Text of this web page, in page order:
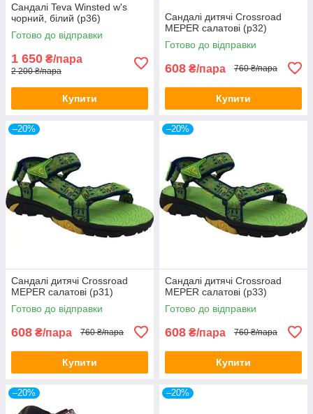
Сандалі Teva Winsted w's
чорний, білий (р36)
Готово до відправки
1 650 ₴/пара
2 200 ₴/пара
Купити
Сандалі дитячі Crossroad
MEPER салатові (р32)
Готово до відправки
608 ₴/пара 760 ₴/пара
Купити
–20%
Сандалі дитячі Crossroad
MEPER салатові (р31)
Готово до відправки
608 ₴/пара 760 ₴/пара
Купити
–20%
Сандалі дитячі Crossroad
MEPER салатові (р33)
Готово до відправки
608 ₴/пара 760 ₴/пара
Купити
–20% –20%